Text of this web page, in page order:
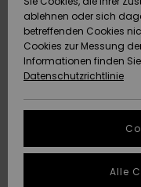
HILFE & KONTAKT
NACHHALTIGKEIT
SHOPS
QUIKSILVER APP
ablehnen oder sich
betreffenden Cookies
Cookies zur Messung
Informationen finden
Datenschutzrichtlinie
Alle